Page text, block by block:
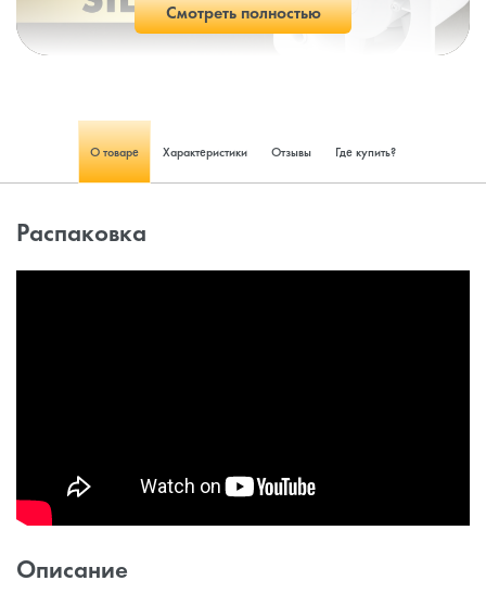
Смотреть полностью
О товаре Характеристики Отзывы Где купить?
Распаковка
Описание